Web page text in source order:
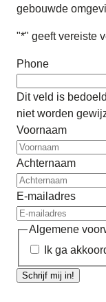
gebouwde
"*" geeft vereiste
Phone
Dit veld is
niet worden
Voornaam
Achternaam
E-mailadres
Algemene
Ik ga
Schrijf mij in!